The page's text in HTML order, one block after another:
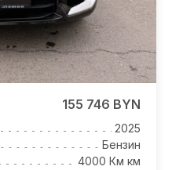
155 746 BYN
2025
Бензин
4000 Км км